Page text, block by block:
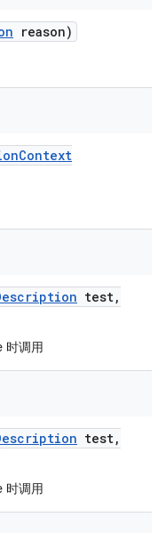
reason)
Context
test,
时调用
test,
时调用